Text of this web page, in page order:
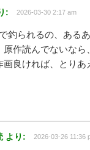
: 2026-03-30 2:17 am
釣られるの、ある
原作読んでないなら
画良ければ、とりあ
より: 2026-03-26 11:36